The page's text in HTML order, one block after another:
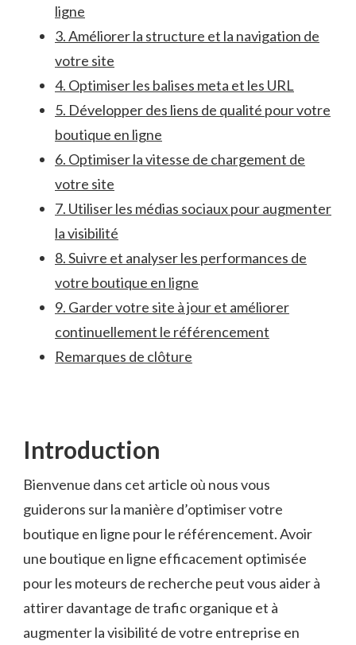
ligne
3.​ Améliorer la structure et ⁢la navigation de
votre site
4. Optimiser les ​balises meta⁤ et les URL
5. Développer des⁢ liens ⁣de qualité pour⁤ votre
boutique en ligne
6. Optimiser la‌ vitesse ⁢de⁢ chargement de⁤
votre site
7. Utiliser les médias sociaux pour augmenter
la visibilité
8. Suivre et‍ analyser les performances de
votre ⁢boutique ⁢en ligne
9. ​Garder‍ votre site à jour et⁣ améliorer
continuellement‍ le référencement
Remarques de‍ clôture
Introduction
Bienvenue ⁢dans cet‍ article⁣ où nous vous
guiderons⁢ sur la manière d’optimiser votre⁢
boutique ‍en ligne⁤ pour le référencement. Avoir
une boutique en⁤ ligne efficacement optimisée
pour les⁣ moteurs ⁤de recherche peut‌ vous​ aider‍ à⁢
attirer ⁣davantage de trafic ‍organique et ⁢à
augmenter​ la ⁤visibilité de votre entreprise⁣ en